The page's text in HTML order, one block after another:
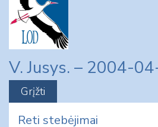
content
V. Jusys. – 2004-
Reti stebėjimai